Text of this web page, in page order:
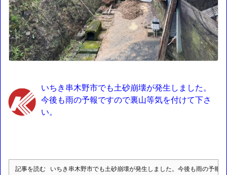
いちき串木野市でも土砂崩壊が発生しました。
今後も雨の予報ですので裏山等気を付けて下さ
い。
記事を読む いちき串木野市でも土砂崩壊が発生しました。今後も雨の予報